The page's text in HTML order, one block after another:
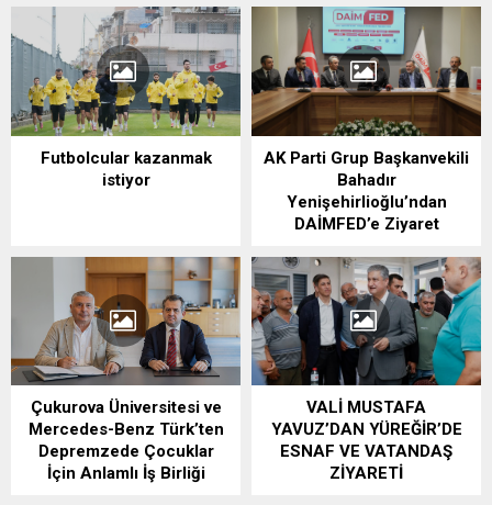
Futbolcular kazanmak
istiyor
AK Parti Grup Başkanvekili
Bahadır
Yenişehirlioğlu’ndan
DAİMFED’e Ziyaret
Çukurova Üniversitesi ve
Mercedes-Benz Türk’ten
Depremzede Çocuklar
İçin Anlamlı İş Birliği
VALİ MUSTAFA
YAVUZ’DAN YÜREĞİR’DE
ESNAF VE VATANDAŞ
ZİYARETİ